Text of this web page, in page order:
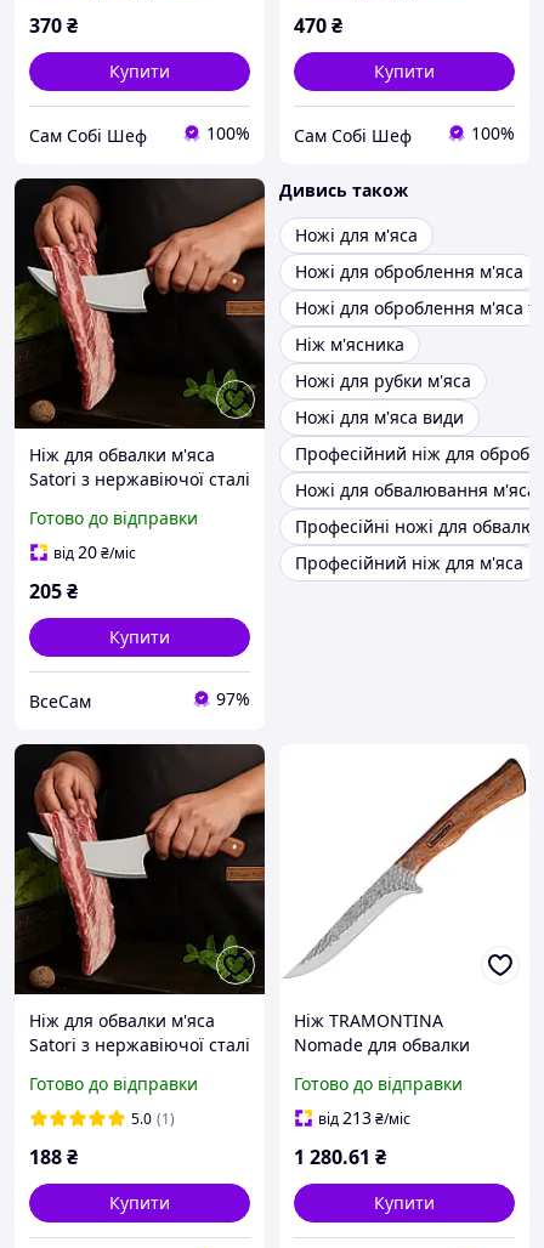
370₴
Купити
Сам Собі Шеф 100%
470₴
Купити
Сам Собі Шеф 100%
Ніж для обвалки м'яса
Satori з нержавіючої сталі
31 см обвалювальний ніж
Готово до відправки
від20₴/міс
205₴
Купити
ВсеСам 97%
Дивись також
Ножі для м'яса
Ножі для оброблення м'яса
Ножі для оброблення м'яса та
Ніж м'ясника
Ножі для рубки м'яса
Ножі для м'яса види
Професійний ніж для
Ножі для обвалювання м'яса
Професійні ножі для
Професійний ніж для м'яса
Ніж для обвалки м'яса
Satori з нержавіючої сталі
28.5 см обвалювальний
ніж
Готово до відправки
5.0 (1)
188₴
Купити
Ніж TRAMONTINA
Nomade для обвалки
Готово до відправки
від213₴/міс
1 280.61 ₴
Купити